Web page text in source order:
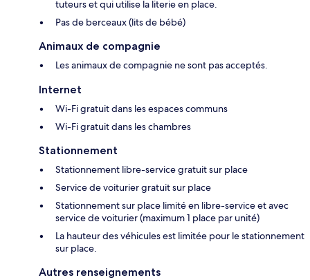
tuteurs et qui utilise la literie en place.
Pas de berceaux (lits de bébé)
Animaux de compagnie
Les animaux de compagnie ne sont pas acceptés.
Internet
Wi-Fi gratuit dans les espaces communs
Wi-Fi gratuit dans les chambres
Stationnement
Stationnement libre-service gratuit sur place
Service de voiturier gratuit sur place
Stationnement sur place limité en libre-service et avec
service de voiturier (maximum 1 place par unité)
La hauteur des véhicules est limitée pour le stationnement
sur place.
Autres renseignements